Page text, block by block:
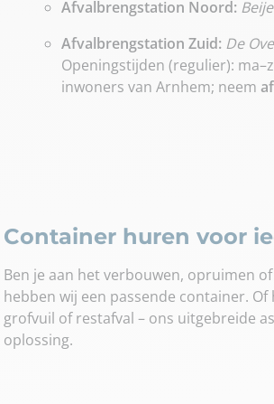
Afvalbrengstation Noord:
Afvalbrengstation Zuid: De
Openingstijden (regulier):
inwoners van Arnhem; neem
Container huren voor
Ben je aan het verbouwen, opruimen
hebben wij een passende container.
grofvuil of restafval – ons uitgebreide
oplossing.